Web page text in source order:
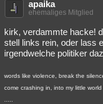
apaika
ehemaliges Mitglied
kirk, verdammte hacke!
stell links rein, oder lass
irgendwelche politiker
words like violence, break the
come crashing in, into my little world